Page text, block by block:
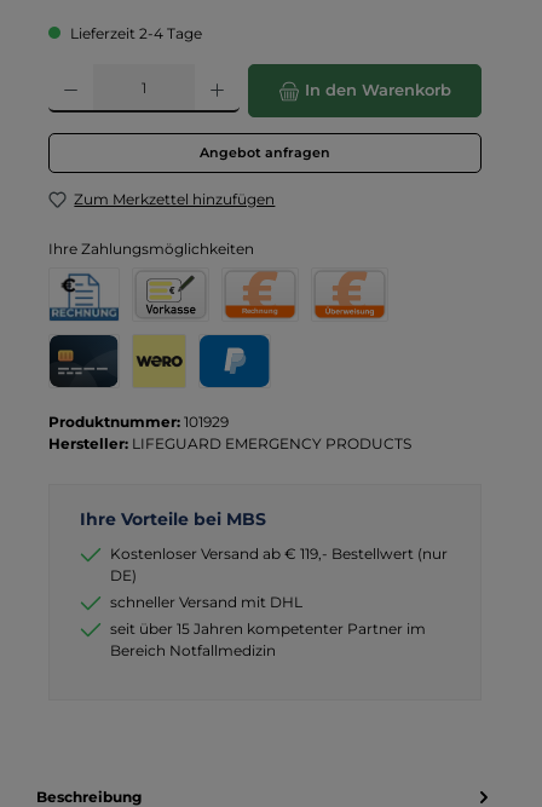
Lieferzeit 2-4 Tage
Produkt Anzahl: Gib den gewünschten Wert ein oder benutze die
In den Warenkorb
Angebot anfragen
Zum Merkzettel hinzufügen
Ihre Zahlungsmöglichkeiten
Rechnung
Rechnung für Behörden
Vorkasse
Produktnummer: 101929
Hersteller: LIFEGUARD EMERGENCY PRODUCTS
Ihre Vorteile bei MBS
Kostenloser Versand ab € 119,- Bestellwert (nur
DE)
schneller Versand mit DHL
seit über 15 Jahren kompetenter Partner im
Bereich Notfallmedizin
Beschreibung